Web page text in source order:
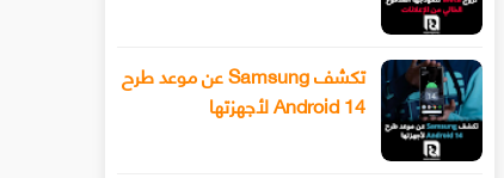
تكشف Samsung عن موعد طرح
Android 14 لأجهزتها